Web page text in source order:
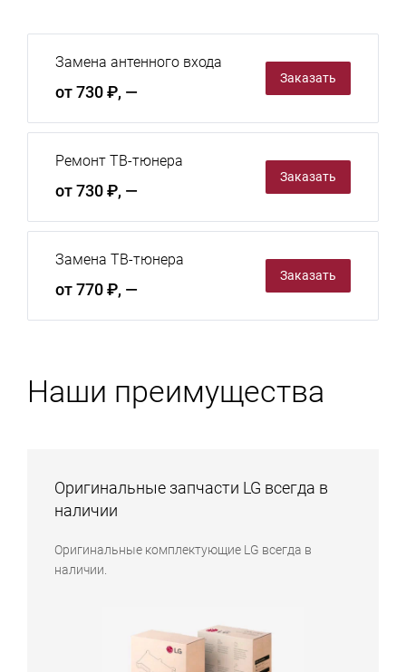
Замена антенного входа
от 730 ₽, —
Заказать
Ремонт ТВ-тюнера
от 730 ₽, —
Заказать
Замена ТВ-тюнера
от 770 ₽, —
Заказать
Наши преимущества
Оригинальные запчасти LG всегда в
наличии
Оригинальные комплектующие LG всегда в
наличии.